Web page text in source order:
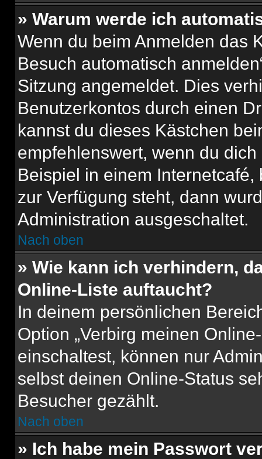
» Warum werde ich
Wenn du beim Anmelden das
Besuch automatisch
Sitzung angemeldet. Dies
Benutzerkontos durch einen
kannst du dieses Kästchen
empfehlenswert, wenn du
Beispiel in einem
zur Verfügung steht, dann
Administration ausgeschaltet.
Nach oben
» Wie kann ich verhindern,
Online-Liste auftaucht?
In deinem persönlichen
Option „Verbirg meinen
einschaltest, können nur
selbst deinen Online-Status
Besucher gezählt.
Nach oben
» Ich habe mein Passwort